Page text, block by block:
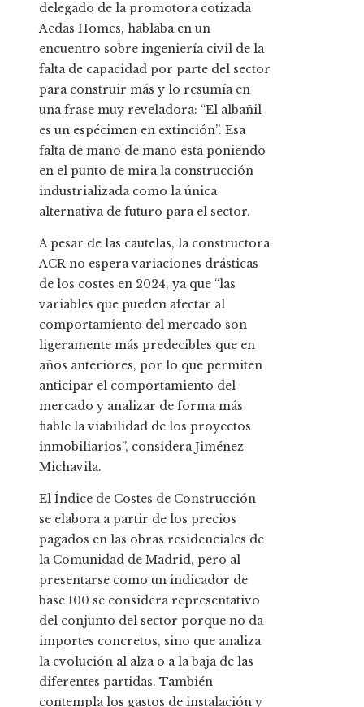
delegado de la promotora cotizada
Aedas Homes, hablaba en un
encuentro sobre ingeniería civil de la
falta de capacidad por parte del sector
para construir más y lo resumía en
una frase muy reveladora: “El albañil
es un espécimen en extinción”. Esa
falta de mano de mano está poniendo
en el punto de mira la construcción
industrializada como la única
alternativa de futuro para el sector.
A pesar de las cautelas, la constructora
ACR no espera variaciones drásticas
de los costes en 2024, ya que “las
variables que pueden afectar al
comportamiento del mercado son
ligeramente más predecibles que en
años anteriores, por lo que permiten
anticipar el comportamiento del
mercado y analizar de forma más
fiable la viabilidad de los proyectos
inmobiliarios”, considera Jiménez
Michavila.
El Índice de Costes de Construcción
se elabora a partir de los precios
pagados en las obras residenciales de
la Comunidad de Madrid, pero al
presentarse como un indicador de
base 100 se considera representativo
del conjunto del sector porque no da
importes concretos, sino que analiza
la evolución al alza o a la baja de las
diferentes partidas. También
contempla los gastos de instalación y